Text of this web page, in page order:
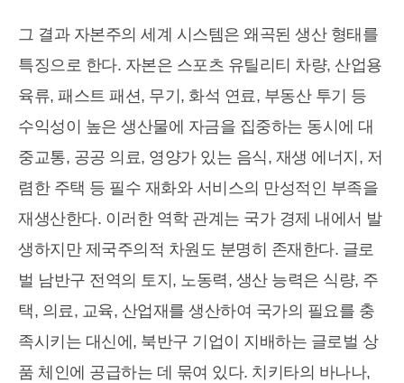
그 결과 자본주의 세계 시스템은 왜곡된 생산 형태를
특징으로 한다. 자본은 스포츠 유틸리티 차량, 산업용
육류, 패스트 패션, 무기, 화석 연료, 부동산 투기 등
수익성이 높은 생산물에 자금을 집중하는 동시에 대
중교통, 공공 의료, 영양가 있는 음식, 재생 에너지, 저
렴한 주택 등 필수 재화와 서비스의 만성적인 부족을
재생산한다. 이러한 역학 관계는 국가 경제 내에서 발
생하지만 제국주의적 차원도 분명히 존재한다. 글로
벌 남반구 전역의 토지, 노동력, 생산 능력은 식량, 주
택, 의료, 교육, 산업재를 생산하여 국가의 필요를 충
족시키는 대신에, 북반구 기업이 지배하는 글로벌 상
품 체인에 공급하는 데 묶여 있다. 치키타의 바나나,